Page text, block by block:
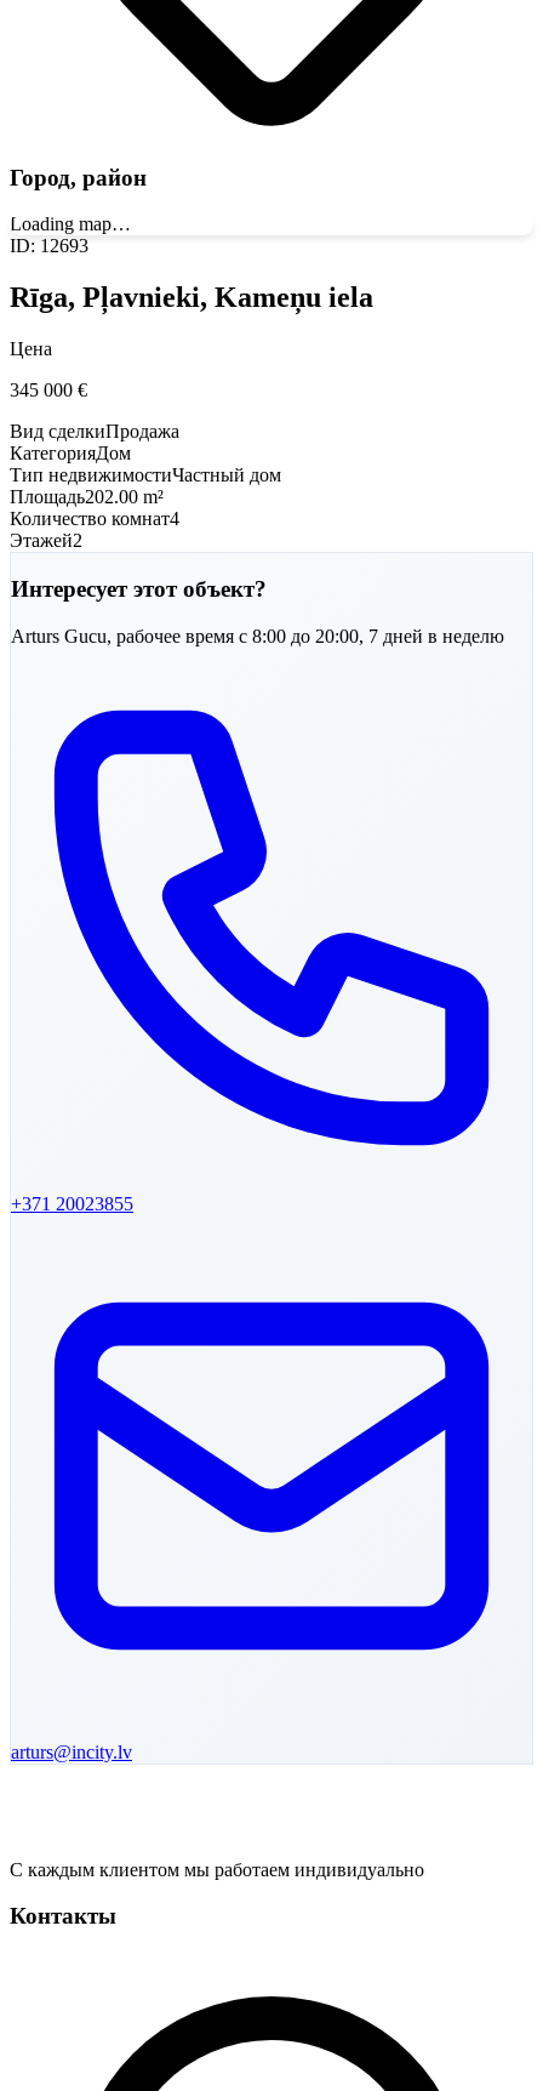
Город, район
Loading map…
ID: 12693
Rīga, Pļavnieki, Kameņu iela
Цена
345 000 €
Вид сделкиПродажа
КатегорияДом
Тип недвижимостиЧастный дом
Площадь202.00 m²
Количество комнат4
Этажей2
Интересует этот объект?
Arturs Gucu, рабочее время с 8:00 до 20:00, 7 дней в неделю
+371 20023855
arturs@incity.lv
С каждым клиентом мы работаем индивидуально
Контакты